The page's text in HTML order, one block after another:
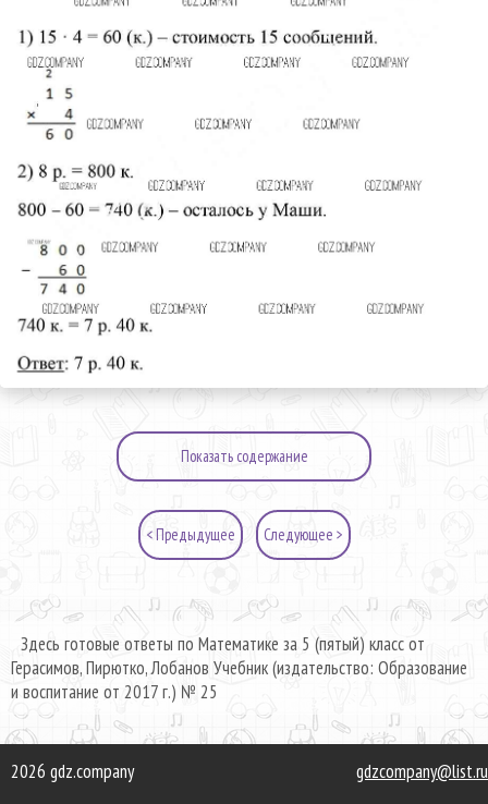
Показать содержание
< Предыдущее Следующее >
Здесь готовые ответы по Математике за 5 (пятый) класс от
Герасимов, Пирютко, Лобанов Учебник (издательство: Образование
и воспитание от 2017 г.) № 25
2026 gdz.company gdzcompany@list.ru